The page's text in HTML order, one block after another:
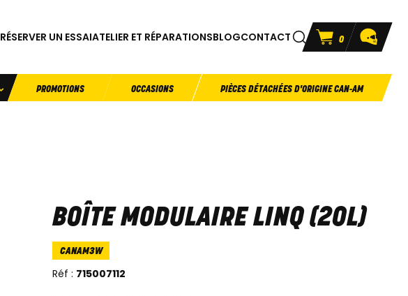
RÉSERVER UN ESSAIATELIER ET RÉPARATIONSBLOGCONTACT 0
PROMOTIONS OCCASIONS PIÈCES DÉTACHÉES D'ORIGINE CAN-AM
BOÎTE MODULAIRE LINQ (20L)
CANAM3W
Réf : 715007112